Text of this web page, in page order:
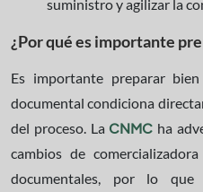
suministro y agilizar la
¿Por qué es importante
Es importante preparar
documental condiciona
del proceso. La CNMC ha
cambios de
documentales, por lo